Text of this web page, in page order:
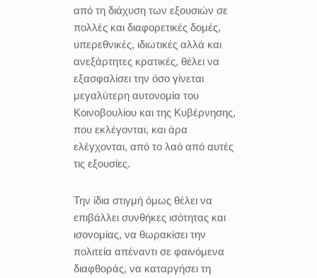
από τη διάχυση των εξουσιών σε
πολλές και διαφορετικές δομές,
υπερεθνικές, ιδιωτικές αλλά και
ανεξάρτητες κρατικές, θέλει να
εξασφαλίσει την όσο γίνεται
μεγαλύτερη αυτονομία του
Κοινοβουλίου και της Κυβέρνησης,
που εκλέγονται, και άρα
ελέγχονται, από το λαό από αυτές
τις εξουσίες.
Την ίδια στιγμή όμως θέλει να
επιβάλλει συνθήκες ισότητας και
ισονομίας, να θωρακίσει την
πολιτεία απέναντι σε φαινόμενα
διαφθοράς, να καταργήσει τη